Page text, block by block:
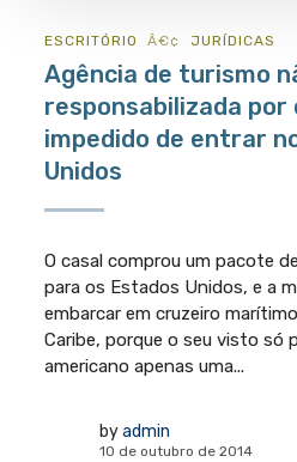
ESCRITÓRIO JURÍ­DICAS
Agência de turismo
responsabilizada por
impedido de entrar
Unidos
O casal comprou um pacote
para os Estados Unidos, e a
embarcar em cruzeiro
Caribe, porque o seu visto só
americano apenas uma...
by admin
10 de outubro de 2014